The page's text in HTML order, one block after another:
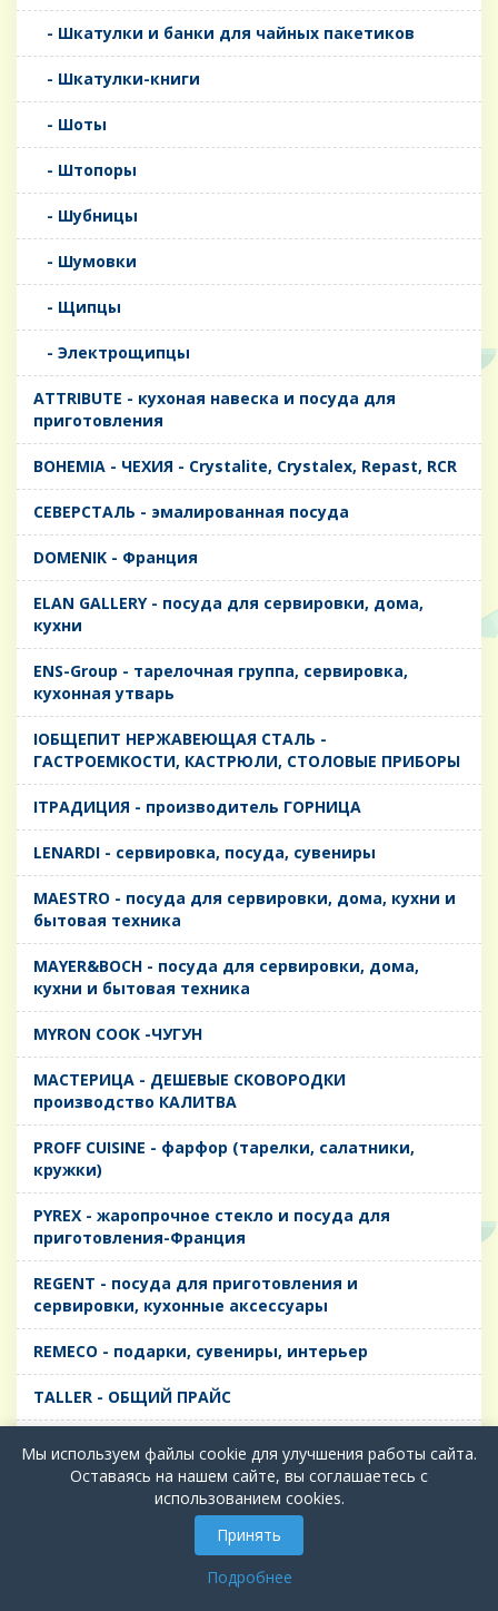
- Шкатулки и банки для чайных пакетиков
- Шкатулки-книги
- Шоты
- Штопоры
- Шубницы
- Шумовки
- Щипцы
- Электрощипцы
ATTRIBUTE - кухоная навеска и посуда для
приготовления
BOHEMIA - ЧЕХИЯ - Crystalite, Crystalex, Repast, RCR
CЕВЕРСТАЛЬ - эмалированная посуда
DOMENIK - Франция
ELAN GALLERY - посуда для сервировки, дома,
кухни
ENS-Group - тарелочная группа, сервировка,
кухонная утварь
IОБЩЕПИТ НЕРЖАВЕЮЩАЯ СТАЛЬ -
ГАСТРОЕМКОСТИ, КАСТРЮЛИ, СТОЛОВЫЕ ПРИБОРЫ
IТРАДИЦИЯ - производитель ГОРНИЦА
LENARDI - сервировка, посуда, сувениры
MAESTRO - посуда для сервировки, дома, кухни и
бытовая техника
MAYER&BOCH - посуда для сервировки, дома,
кухни и бытовая техника
MYRON COOK -ЧУГУН
MАСТЕРИЦА - ДЕШЕВЫЕ СКОВОРОДКИ
производство КАЛИТВА
PROFF CUISINE - фарфор (тарелки, салатники,
кружки)
PYREX - жаропрочное стекло и посуда для
приготовления-Франция
REGENT - посуда для приготовления и
сервировки, кухонные аксессуары
REMECO - подарки, сувениры, интерьер
TALLER - ОБЩИЙ ПРАЙС
TIMA - посуда для приготовления и сервировки,
кухонные аксессуары
БИОСТАЛЬ - ТЕРМОСА
Мы используем файлы cookie для улучшения работы сайта.
Оставаясь на нашем сайте, вы соглашаетесь с
использованием cookies.
Принять
Подробнее